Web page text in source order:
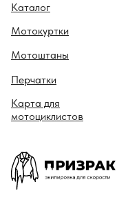
Каталог
Мотокуртки
Мотоштаны
Перчатки
Карта для
мотоциклистов